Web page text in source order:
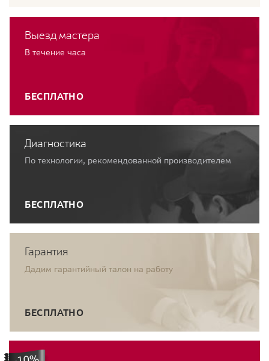
Выезд мастера
В течение часа
БЕСПЛАТНО
Диагностика
По технологии, рекомендованной производителем
БЕСПЛАТНО
Гарантия
Дадим гарантийный талон на работу
БЕСПЛАТНО